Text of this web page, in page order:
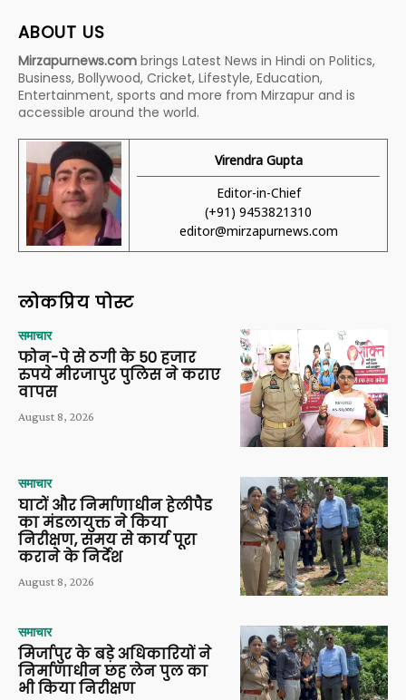
ABOUT US
Mirzapurnews.com brings Latest News in Hindi on Politics,
Business, Bollywood, Cricket, Lifestyle, Education,
Entertainment, sports and more from Mirzapur and is
accessible around the world.
Virendra Gupta
Editor-in-Chief
(+91) 9453821310
editor@mirzapurnews.com
लोकप्रिय पोस्ट
समाचार
फोन-पे से ठगी के 50 हजार
रुपये मीरजापुर पुलिस ने कराए
वापस
August 8, 2026
समाचार
घाटों और निर्माणाधीन हेलीपैड
का मंडलायुक्त ने किया
निरीक्षण, समय से कार्य पूरा
कराने के निर्देश
August 8, 2026
समाचार
मिर्जापुर के बड़े अधिकारियों ने
निर्माणाधीन छह लेन पुल का
भी किया निरीक्षण